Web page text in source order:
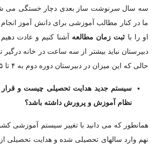
سه سال سرنوشت ساز بعدی دچار خستگی می
ما در کنار مطالب آموزشی برای دانش آموز
او را با ثبت زمان مطالعه آشنا کنیم و عادت
دبیرستان نباید بیشتر از سه ساعت در خانه درگیر
حالی که این میزان در دبیرستان دوره دوم به ۴ تا ۵ ساعت می رسد.
سیستم جدید هدایت تحصیلی چیست و
نظام آموزش و پرورش داشته باشد؟
همانطور که می دانید با تغییر سیستم آموزشی
نهم وارد سالهای تحصیلی شده و هدایت تحصیلی